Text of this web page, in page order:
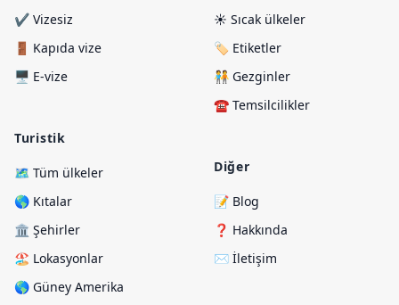
✔️ Vizesiz
🚪 Kapıda vize
🖥️ E-vize
Turistik
🗺️ Tüm ülkeler
🌎 Kıtalar
🏛️ Şehirler
🏖️ Lokasyonlar
🌎 Güney Amerika
☀️ Sıcak ülkeler
🏷️ Etiketler
🧑‍🤝‍🧑 Gezginler
☎️ Temsilcilikler
Diğer
📝 Blog
❓ Hakkında
✉️ İletişim